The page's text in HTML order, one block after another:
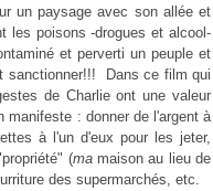
un paysage avec son allée et
les poisons -drogues et alcool-
et perverti un peuple et
sanctionner!!! Dans ce film qui
de Charlie ont une valeur
manifeste : donner de l'argent à
à l'un d'eux pour les jeter,
(mamaison au lieu de
des supermarchés, etc.